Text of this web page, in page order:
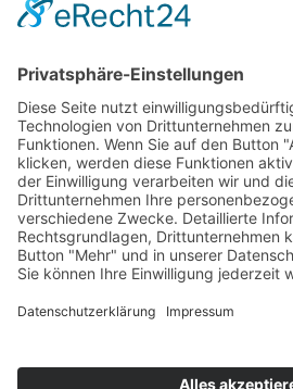
© 2026 Walter Stuber -
Gemeinhardt
Bewertungen auf